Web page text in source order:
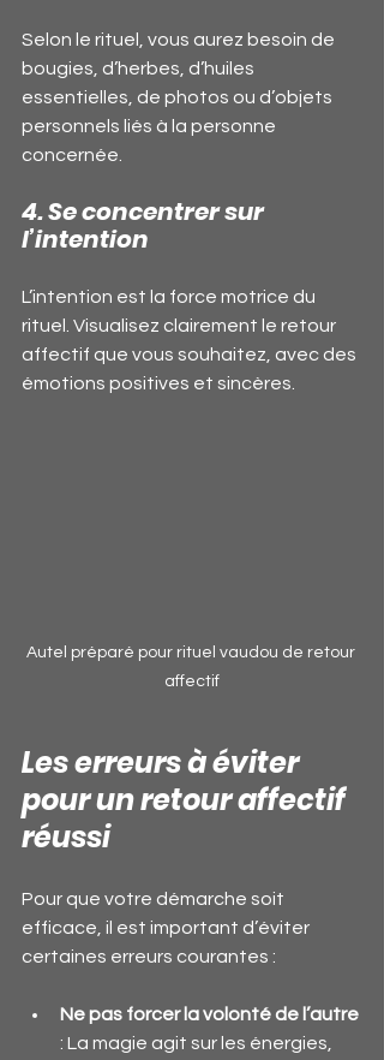
Selon le rituel, vous aurez besoin de
bougies, d’herbes, d’huiles
essentielles, de photos ou d’objets
personnels liés à la personne
concernée.
4. Se concentrer sur
l’intention
L’intention est la force motrice du
rituel. Visualisez clairement le retour
affectif que vous souhaitez, avec des
émotions positives et sincères.
Autel préparé pour rituel vaudou de retour
affectif
Les erreurs à éviter
pour un retour affectif
réussi
Pour que votre démarche soit
efficace, il est important d’éviter
certaines erreurs courantes :
Ne pas forcer la volonté de l’autre
: La magie agit sur les énergies,